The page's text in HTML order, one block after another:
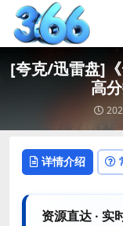
[夸克/迅雷盘]
高
详情介绍
资源直达 · 实